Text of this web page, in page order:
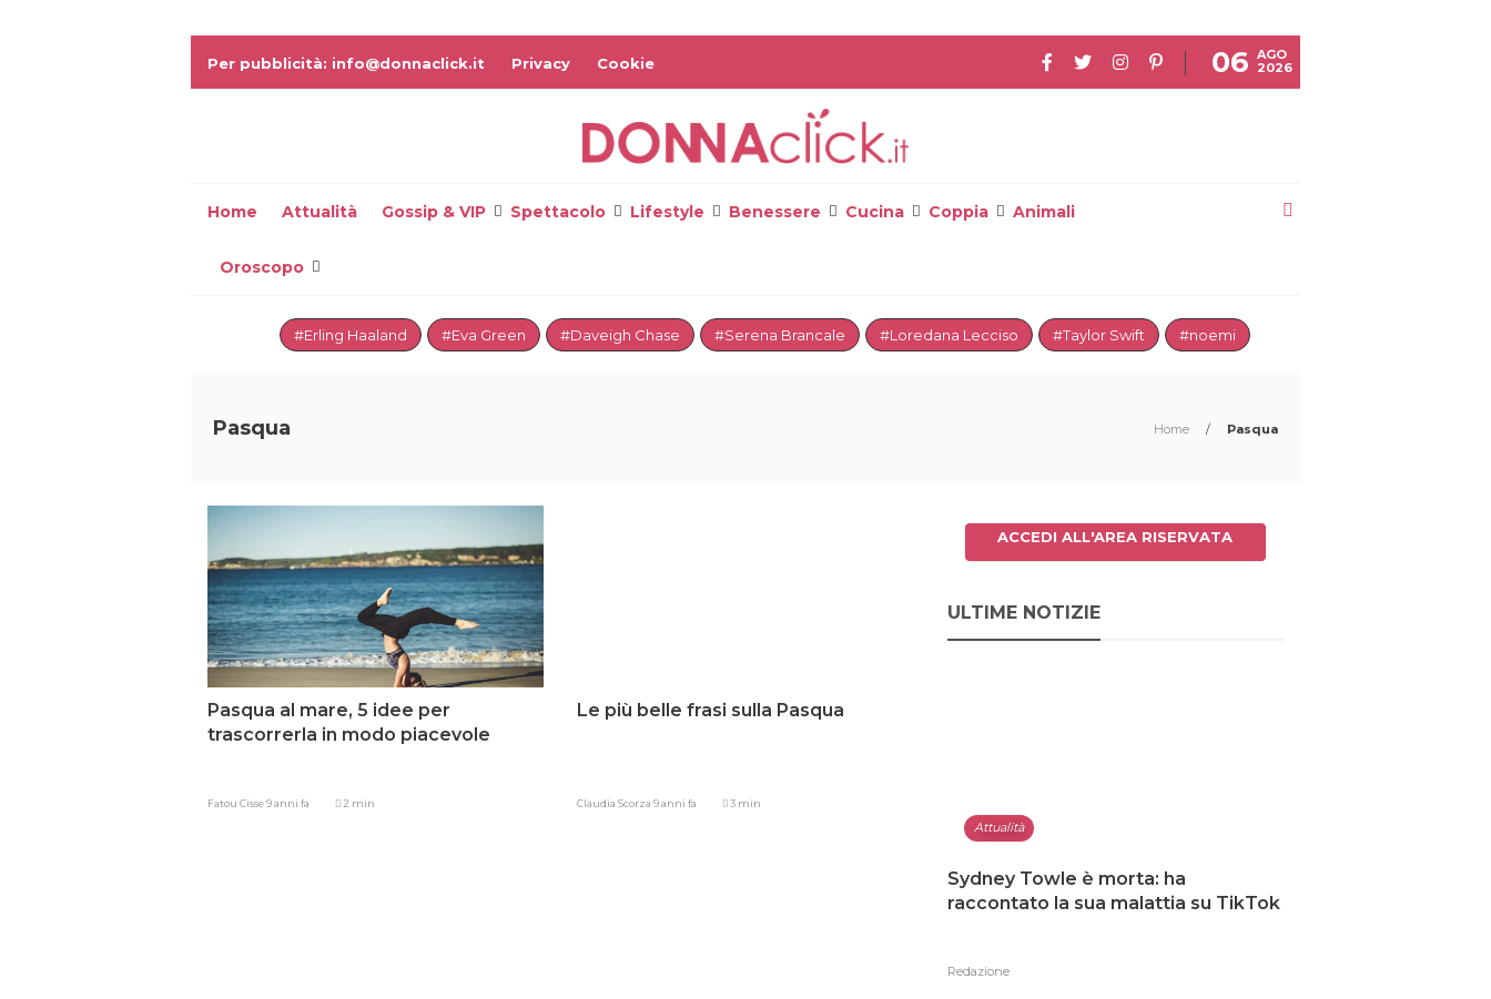
Per pubblicità: info@donnaclick.it Privacy Cookie 06 AGO
2026
Home Attualità Gossip & VIP Spettacolo Lifestyle Benessere Cucina Coppia Animali
Oroscopo
#Erling Haaland #Eva Green #Daveigh Chase #Serena Brancale #Loredana Lecciso #Taylor Swift #noemi
Pasqua Home / Pasqua
Pasqua al mare, 5 idee per
trascorrerla in modo piacevole
Fatou Cisse9 anni fa 2 min
Le più belle frasi sulla Pasqua
Claudia Scorza9 anni fa 3 min
ACCEDI ALL'AREA RISERVATA
ULTIME NOTIZIE
Attualità
Sydney Towle è morta: ha
raccontato la sua malattia su TikTok
Redazione